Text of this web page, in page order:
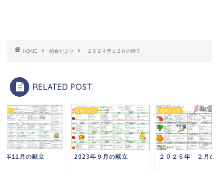
HOME 給食だより ２０２４年１２月の献立
RELATED POST
より
年11月の献立
給食だより
2023年９月の献立
給食だより
２０２５年 ２月の